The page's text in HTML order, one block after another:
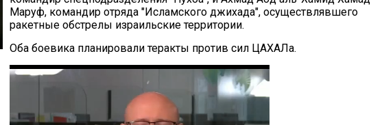
Маруф, командир отряда "Исламского джихада", осуществлявшего
ракетные обстрелы израильские территории.
Оба боевика планировали теракты против сил ЦАХАЛа.